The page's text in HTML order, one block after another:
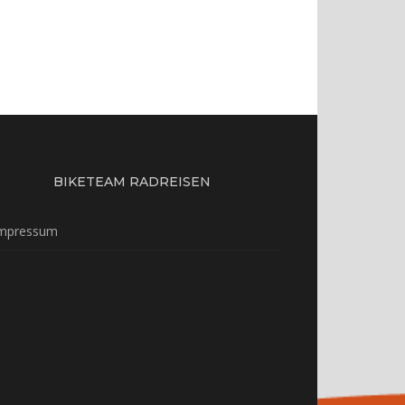
BIKETEAM RADREISEN